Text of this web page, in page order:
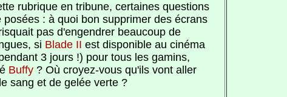
rubrique en tribune, certaines questions
: à quoi bon supprimer des écrans
pas d'engendrer beaucoup de
si Blade II est disponible au cinéma
3 jours !) pour tous les gamins,
Buffy ? Où croyez-vous qu'ils vont aller
sang et de gelée verte ?